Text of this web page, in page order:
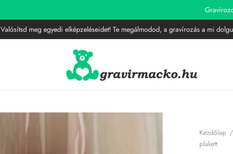
Valósítsd meg egyedi elképzeléseidet! Te megálmodod, a gravírozás a mi
Kezdőlap /
plakett